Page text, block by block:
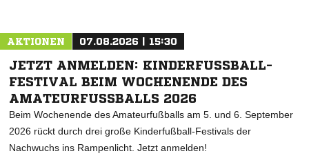
AKTIONEN 07.08.2026 | 15:30
JETZT ANMELDEN: KINDERFUSSBALL-F
ESTIVAL BEIM WOCHENENDE DES A
MATEURFUSSBALLS 2026
Beim Wochenende des Amateurfußballs am 5. und 6. September
2026 rückt durch drei große Kinderfußball-Festivals der
Nachwuchs ins Rampenlicht. Jetzt anmelden!